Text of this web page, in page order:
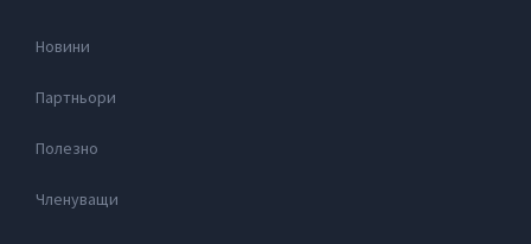
Новини
Партньори
Полезно
Членуващи